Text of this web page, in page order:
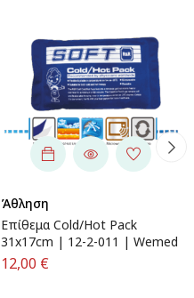
Άθληση
Επίθεμα Cold/Hot Pack
31x17cm | 12-2-011 | Wemed
12,00 €